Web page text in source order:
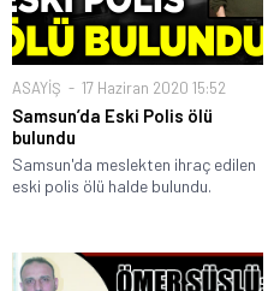
ASAYİŞ 17 Haziran 2020 15:52
Samsun’da Eski Polis ölü
bulundu
Samsun'da meslekten ihraç edilen
eski polis ölü halde bulundu.